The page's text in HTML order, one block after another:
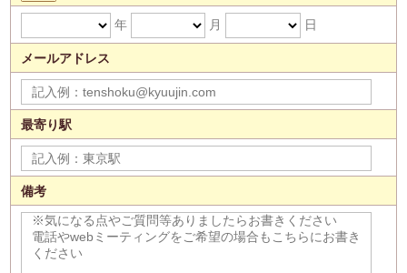
年 月 日
メールアドレス
最寄り駅
備考